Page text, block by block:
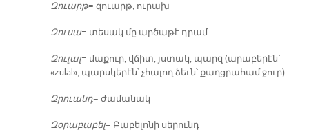
Զուարթ= զուարթ, ու­րախ
Զու­սա= տե­սակ մը ար­ծա­թէ դրամ
Զու­լալ= մա­քուր, վճիտ, յստակ, պարզ (ա­րա­բե­րէն՝
«zulal», պարս­կե­րէն՝ չհա­լող ձեւն՝ քաղց­րա­համ ջուր)
Զրուանդ= ժա­մա­նակ
Զօ­րա­բա­բել= Բա­բե­լո­նի սե­րունդ